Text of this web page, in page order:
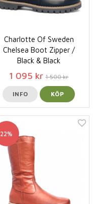
Charlotte Of Sweden
Chelsea Boot Zipper /
Black & Black
1 095 kr 1 500 kr
INFO KÖP
22%